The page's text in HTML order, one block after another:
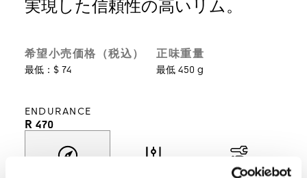
実現した信頼性の高いリム。
希望小売価格（税込）
最低：$ 74
正味重量
最低 450 g
ENDURANCE
R 470